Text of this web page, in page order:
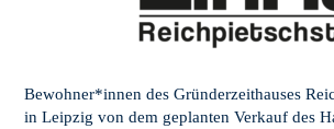
Bewohner*innen des Gründerzeithauses
in Leipzig von dem geplanten Verkauf des